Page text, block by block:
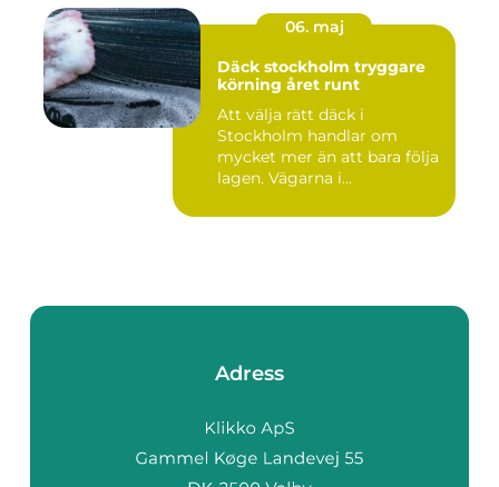
06. maj
Däck stockholm tryggare
körning året runt
Att välja rätt däck i
Stockholm handlar om
mycket mer än att bara följa
lagen. Vägarna i
Adress